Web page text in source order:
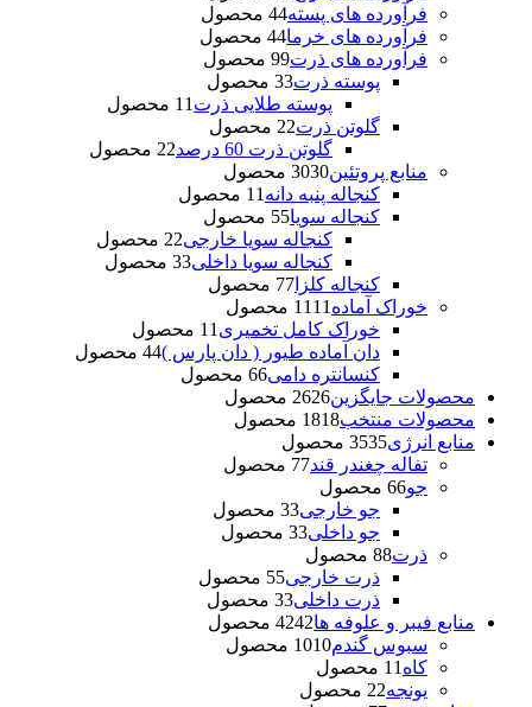
فرآورده های پسته 44 محصول
فرآورده های خرما 44 محصول
فرآورده های ذرت 99 محصول
پوسته ذرت 33 محصول
پوسته طلایی ذرت
1 1 محصول
گلوتن ذرت 22 محصول
گلوتن ذرت 60 درصد
22 محصول
منابع پروتئین
3030 محصول
کنجاله پنبه دانه
1 1 محصول
کنجاله سویا 55 محصول
کنجاله سویا خارجی 22 محصول
کنجاله سویا داخلی 33 محصول
کنجاله کلزا
77 محصول
خوراک آماده
11 11 محصول
خوراک کامل تخمیری
1 1 محصول
دان آماده طیور ( دان پارس ) 44 محصول
کنسانتره دامی 66 محصول
محصولات جایگزین
2626 محصول
محصولات منتخب
1818 محصول
منابع انرژی
3535 محصول
تفاله چغندر قند 77 محصول
جو 66 محصول
جو خارجی 33 محصول
جو داخلی 33 محصول
ذرت 88 محصول
ذرت خارجی 55 محصول
ذرت داخلی 33 محصول
منابع فیبر و علوفه‌ ها
4242 محصول
سبوس گندم
1010 محصول
کاه
1 1 محصول
یونجه 22 محصول